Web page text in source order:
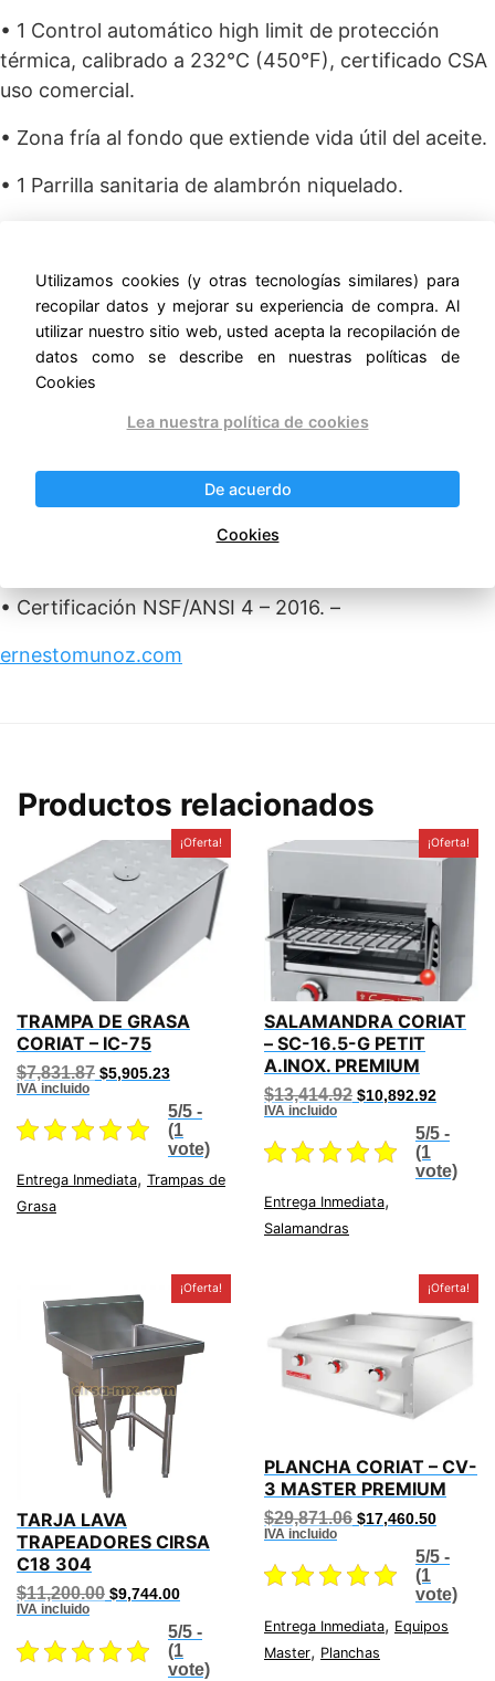
• 1 Control automático high limit de protección
térmica, calibrado a 232°C (450°F), certificado CSA
uso comercial.
• Zona fría al fondo que extiende vida útil del aceite.
• 1 Parrilla sanitaria de alambrón niquelado.
• 4 Patas tubulares niveladoras A.Inox.
• Medidas exteriores totales, sin empaque: frente:
0.405 m, fondo: 0.885 m, altura: 1.180 – 1.220 m,
altura de trabajo: 0.950 – 0.980 m.
• Peso sin empaque: 69 kg.
• Incluye kit de espreas para conversión de gas GLP
a GN.
• Certificación NSF/ANSI 4 – 2016. –
ernestomunoz.com
Productos relacionados
¡Oferta!
TRAMPA DE GRASA
CORIAT – IC-75
$7,831.87 Original
price
$7,831.87.
$5,905.23
price
is:
$5,905.23.
IVA incluido
5/5 -
(1
vote)
Entrega Inmediata, Trampas de
Grasa
¡Oferta!
SALAMANDRA CORIAT
– SC-16.5-G PETIT
A.INOX. PREMIUM
$13,414.92 Original
price
$13,414.92.
$10,892.92
price
is:
IVA incluido
5/5 -
(1
vote)
Entrega Inmediata,
Salamandras
¡Oferta!
TARJA LAVA
TRAPEADORES CIRSA
C18 304
$11,200.00 Original
$11,200.00.
$9,744.00Current
is:
$9,744.00.
IVA incluido
5/5 -
(1
vote)
¡Oferta!
PLANCHA CORIAT – CV-
3 MASTER PREMIUM
$29,871.06 Original
$29,871.06.
$17,460.50Current
is:
IVA incluido
5/5 -
(1
vote)
Entrega Inmediata, Equipos
Master, Planchas
Utilizamos cookies (y otras tecnologías similares) para
recopilar datos y mejorar su experiencia de compra. Al
utilizar nuestro sitio web, usted acepta la recopilación de
datos como se describe en nuestras políticas de
Cookies
Lea nuestra política de cookies
De acuerdo
Cookies